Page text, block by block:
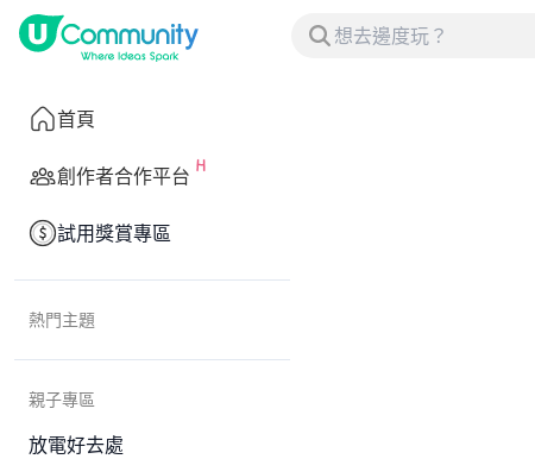
首頁
創作者合作平台
試用獎賞專區
熱門主題
親子專區
放電好去處